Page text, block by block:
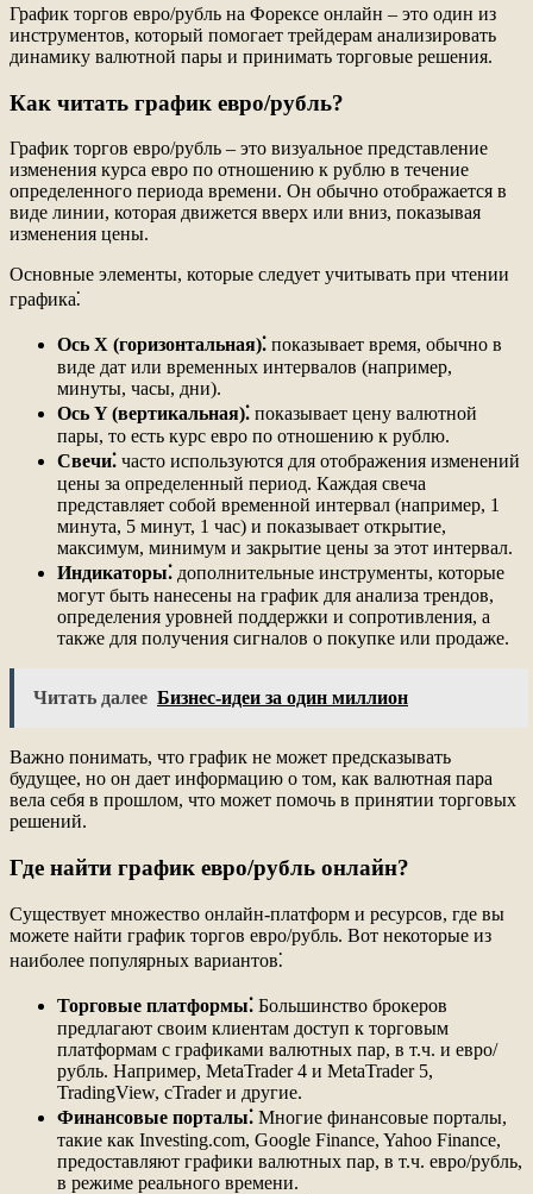
График торгов евро/рубль на Форексе онлайн – это один из
инструментов, который помогает трейдерам анализировать
динамику валютной пары и принимать торговые решения.
Как читать график евро/рубль?
График торгов евро/рубль – это визуальное представление
изменения курса евро по отношению к рублю в течение
определенного периода времени. Он обычно отображается в
виде линии, которая движется вверх или вниз, показывая
изменения цены.
Основные элементы, которые следует учитывать при чтении
графика⁚
Ось X (горизонтальная)⁚ показывает время, обычно в
виде дат или временных интервалов (например,
минуты, часы, дни).
Ось Y (вертикальная)⁚ показывает цену валютной
пары, то есть курс евро по отношению к рублю.
Свечи⁚ часто используются для отображения изменений
цены за определенный период. Каждая свеча
представляет собой временной интервал (например, 1
минута, 5 минут, 1 час) и показывает открытие,
максимум, минимум и закрытие цены за этот интервал.
Индикаторы⁚ дополнительные инструменты, которые
могут быть нанесены на график для анализа трендов,
определения уровней поддержки и сопротивления, а
также для получения сигналов о покупке или продаже.
Читать далее Бизнес-идеи за один миллион
Важно понимать, что график не может предсказывать
будущее, но он дает информацию о том, как валютная пара
вела себя в прошлом, что может помочь в принятии торговых
решений.
Где найти график евро/рубль онлайн?
Существует множество онлайн-платформ и ресурсов, где вы
можете найти график торгов евро/рубль. Вот некоторые из
наиболее популярных вариантов⁚
Торговые платформы⁚ Большинство брокеров
предлагают своим клиентам доступ к торговым
платформам с графиками валютных пар, в т.ч. и евро/
рубль. Например, MetaTrader 4 и MetaTrader 5,
TradingView, cTrader и другие.
Финансовые порталы⁚ Многие финансовые порталы,
такие как Investing.com, Google Finance, Yahoo Finance,
предоставляют графики валютных пар, в т.ч. евро/рубль,
в режиме реального времени.